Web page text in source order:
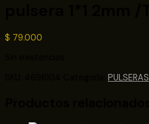
$ 79.000
PULSERAS